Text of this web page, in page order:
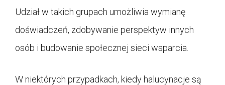
Udział w takich grupach umożliwia wymianę
doświadczeń, zdobywanie perspektyw innych
osób i budowanie społecznej sieci wsparcia.
W niektórych przypadkach, kiedy halucynacje są